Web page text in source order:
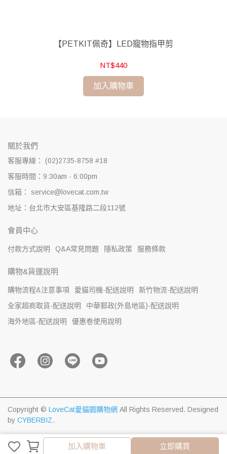
加入購物車
加入購物車 立即購買
【PETKIT佩奇】LED寵物指甲剪
NT$440
加入購物車
關於我們
客服專線： (02)2735-8758 #18
客服時間：9:30am - 6:00pm
信箱： service@lovecat.com.tw
地址：台北市大安區基隆路二段112號
會員中心
付款方式說明 Q&A常見問題 隱私政策 服務條款
購物&貨運說明
購物流程&注意事項 愛貓司機-配送說明
新竹物流-配送說明
全家超商取貨-配送說明
中華郵政(外島地區)-配送說明
海外地區-配送說明
優惠卷使用說明
Copyright © LoveCat愛貓園購物網 All Rights Reserved. Designed
by CYBERBIZ.